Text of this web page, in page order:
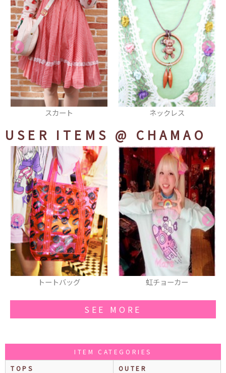
ネックレス イヤリング
USER ITEMS @ CHAMAO
虹チョーカー ネックレス
SEE MORE
ITEM CATEGORIES
TOPS
OUTER